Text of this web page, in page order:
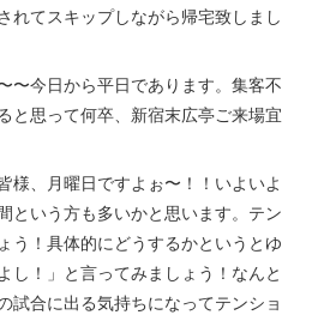
れてスキップしながら帰宅致しまし
〜今日から平日であります。集客不
と思って何卒、新宿末広亭ご来場宜
様、月曜日ですよぉ〜！！いよいよ
という方も多いかと思います。テン
う！具体的にどうするかというとゆ
し！」と言ってみましょう！なんと
試合に出る気持ちになってテンショ